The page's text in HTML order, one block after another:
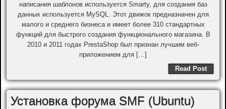
написания шаблонов используется Smarty, для создания баз
данных используется MySQL. Этот движок предназначен для
малого и среднего бизнеса и имеет более 310 стандартных
функций для быстрого создания функционального магазина. В
2010 и 2011 годах PrestaShop был признан лучшим веб-
приложением для […]
Read Post
Установка форума SMF (Ubuntu)